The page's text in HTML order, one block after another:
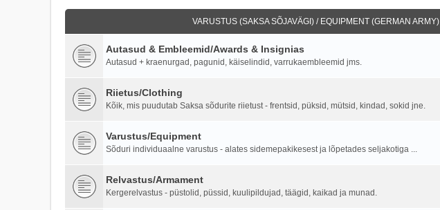
VARUSTUS (SAKSA SÕJAVÄGI) / EQUIPMENT (GERMAN ARMY)
Autasud & Embleemid/Awards & Insignias
Autasud + kraenurgad, pagunid, käiselindid, varrukaembleemid jms.
Riietus/Clothing
Kõik, mis puudutab Saksa sõdurite riietust - frentsid, püksid, mütsid, kindad, sokid jne.
Varustus/Equipment
Sõduri individuaalne varustus - alates sidemepakikesest ja lõpetades seljakotiga ...
Relvastus/Armament
Kergerelvastus - püstolid, püssid, kuulipildujad, täägid, kaikad ja munad.